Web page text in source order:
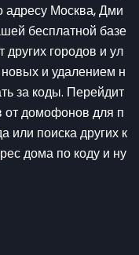
адресу Москва, Дми
бесплатной базе
других городов и ул
и удалением н
за коды. Перейдит
от домофонов для п
или поиска других к
дома по коду и ну